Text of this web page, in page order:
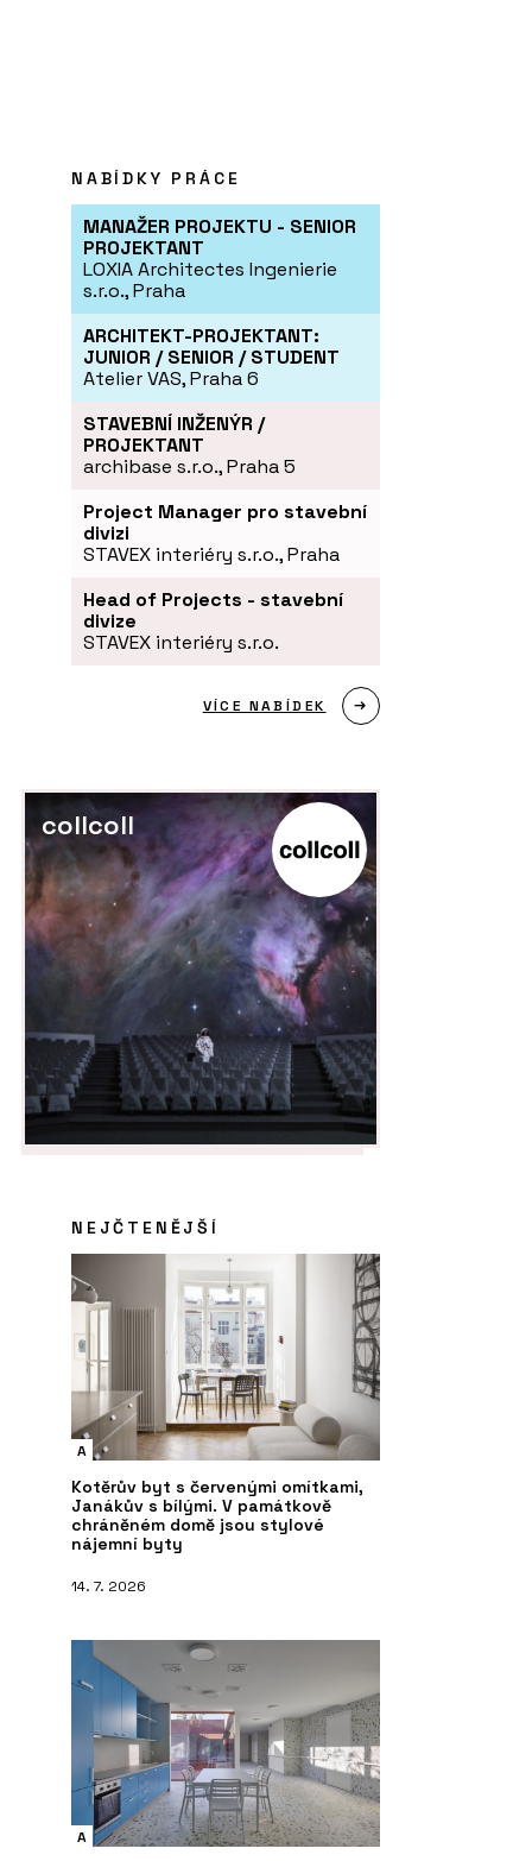
NABÍDKY PRÁCE
MANAŽER PROJEKTU - SENIOR
PROJEKTANT
LOXIA Architectes Ingenierie
s.r.o., Praha
ARCHITEKT-PROJEKTANT:
JUNIOR / SENIOR / STUDENT
Atelier VAS, Praha 6
STAVEBNÍ INŽENÝR /
PROJEKTANT
archibase s.r.o., Praha 5
Project Manager pro stavební
divizi
STAVEX interiéry s.r.o., Praha
Head of Projects - stavební
divize
STAVEX interiéry s.r.o.
VÍCE NABÍDEK
collcoll
NEJČTENĚJŠÍ
A
Kotěrův byt s červenými omítkami,
Janákův s bílými. V památkově
chráněném domě jsou stylové
nájemní byty
14. 7. 2026
A